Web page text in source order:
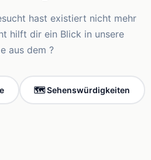
hast existiert nicht mehr
hilft dir ein Blick in unsere
aus dem ?
🗺️ Sehenswürdigkeiten